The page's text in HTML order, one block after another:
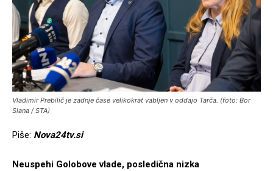
Vladimir Prebilič je zadnje čase velikokrat vabljen v oddajo Tarča. (foto: Bor
Slana / STA)
Piše: Nova24tv.si
Neuspehi Golobove vlade, posledična nizka